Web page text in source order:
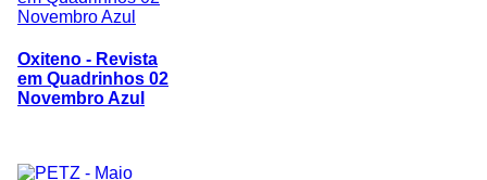
Oxiteno - Revista
em Quadrinhos 02
Novembro Azul